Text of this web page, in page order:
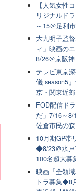
【人気女性
リジナルド
～15＠足利市
大九明子監
ィ」映画の
8/26＠京阪神
テレビ東京
儀 season5
京・関東近郊
FOD配信ド
だ」7/16～8/
佐倉市民の
10月期GP帯
◆8/23＠水戸
100名超大募
映画『全領
トラ募集◆8